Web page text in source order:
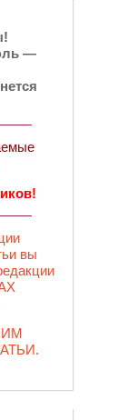
—
вы